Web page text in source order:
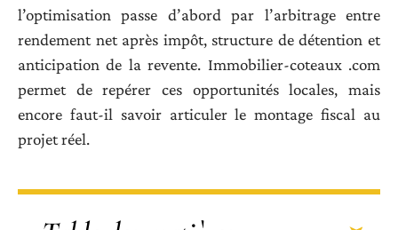
l’optimisation passe d’abord par l’arbitrage entre
rendement net après impôt, structure de détention et
anticipation de la revente. Immobilier-coteaux .com
permet de repérer ces opportunités locales, mais
encore faut-il savoir articuler le montage fiscal au
projet réel.